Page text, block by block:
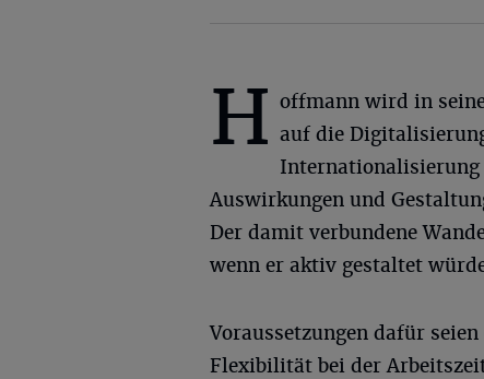
H offmann wird in
auf die
Internationalisierung
Auswirkungen und
Der damit verbundene
wenn er aktiv gestaltet
Voraussetzungen dafür
Flexibilität bei der